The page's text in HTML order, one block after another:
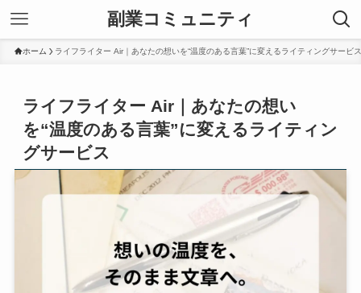
副業コミュニティ
ホーム ライフライター Air｜あなたの想いを“温度のある言葉”に変えるライティングサービス
ライフライター Air｜あなたの想い
を“温度のある言葉”に変えるライティン
グサービス